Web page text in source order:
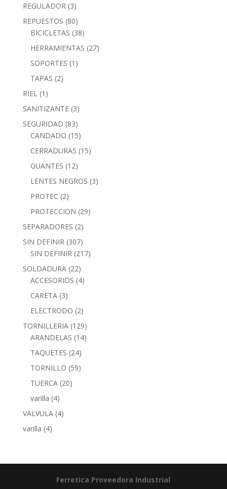
REGULADOR (3)
REPUESTOS (80)
BICICLETAS (38)
HERRAMIENTAS (27)
SOPORTES (1)
TAPAS (2)
RIEL (1)
SANITIZANTE (3)
SEGURIDAD (83)
CANDADO (15)
CERRADURAS (15)
GUANTES (12)
LENTES NEGROS (3)
PROTEC (2)
PROTECCION (29)
SEPARADORES (2)
SIN DEFINIR (307)
SIN DEFINIR (217)
SOLDADURA (22)
ACCESORIOS (4)
CARETA (3)
ELECTRODO (2)
TORNILLERIA (129)
ARANDELAS (14)
TAQUETES (24)
TORNILLO (59)
TUERCA (20)
varilla (4)
VALVULA (4)
varilla (4)
Ferretica Proveedora Industrial